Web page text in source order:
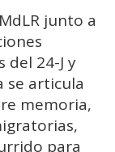
MdLR junto a
del 24-J y
se articula
memoria,
para